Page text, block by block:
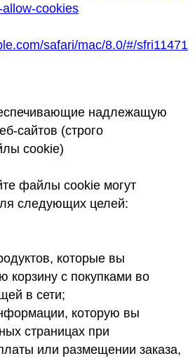
cookies
safari/mac/8.0/#/sfri11471
надлежащую
сайтов (строго
cookie)
файлы cookie могут
следующих целей:
которые вы
корзину с покупками во
в сети;
которую вы
страницах при
или размещении заказа,